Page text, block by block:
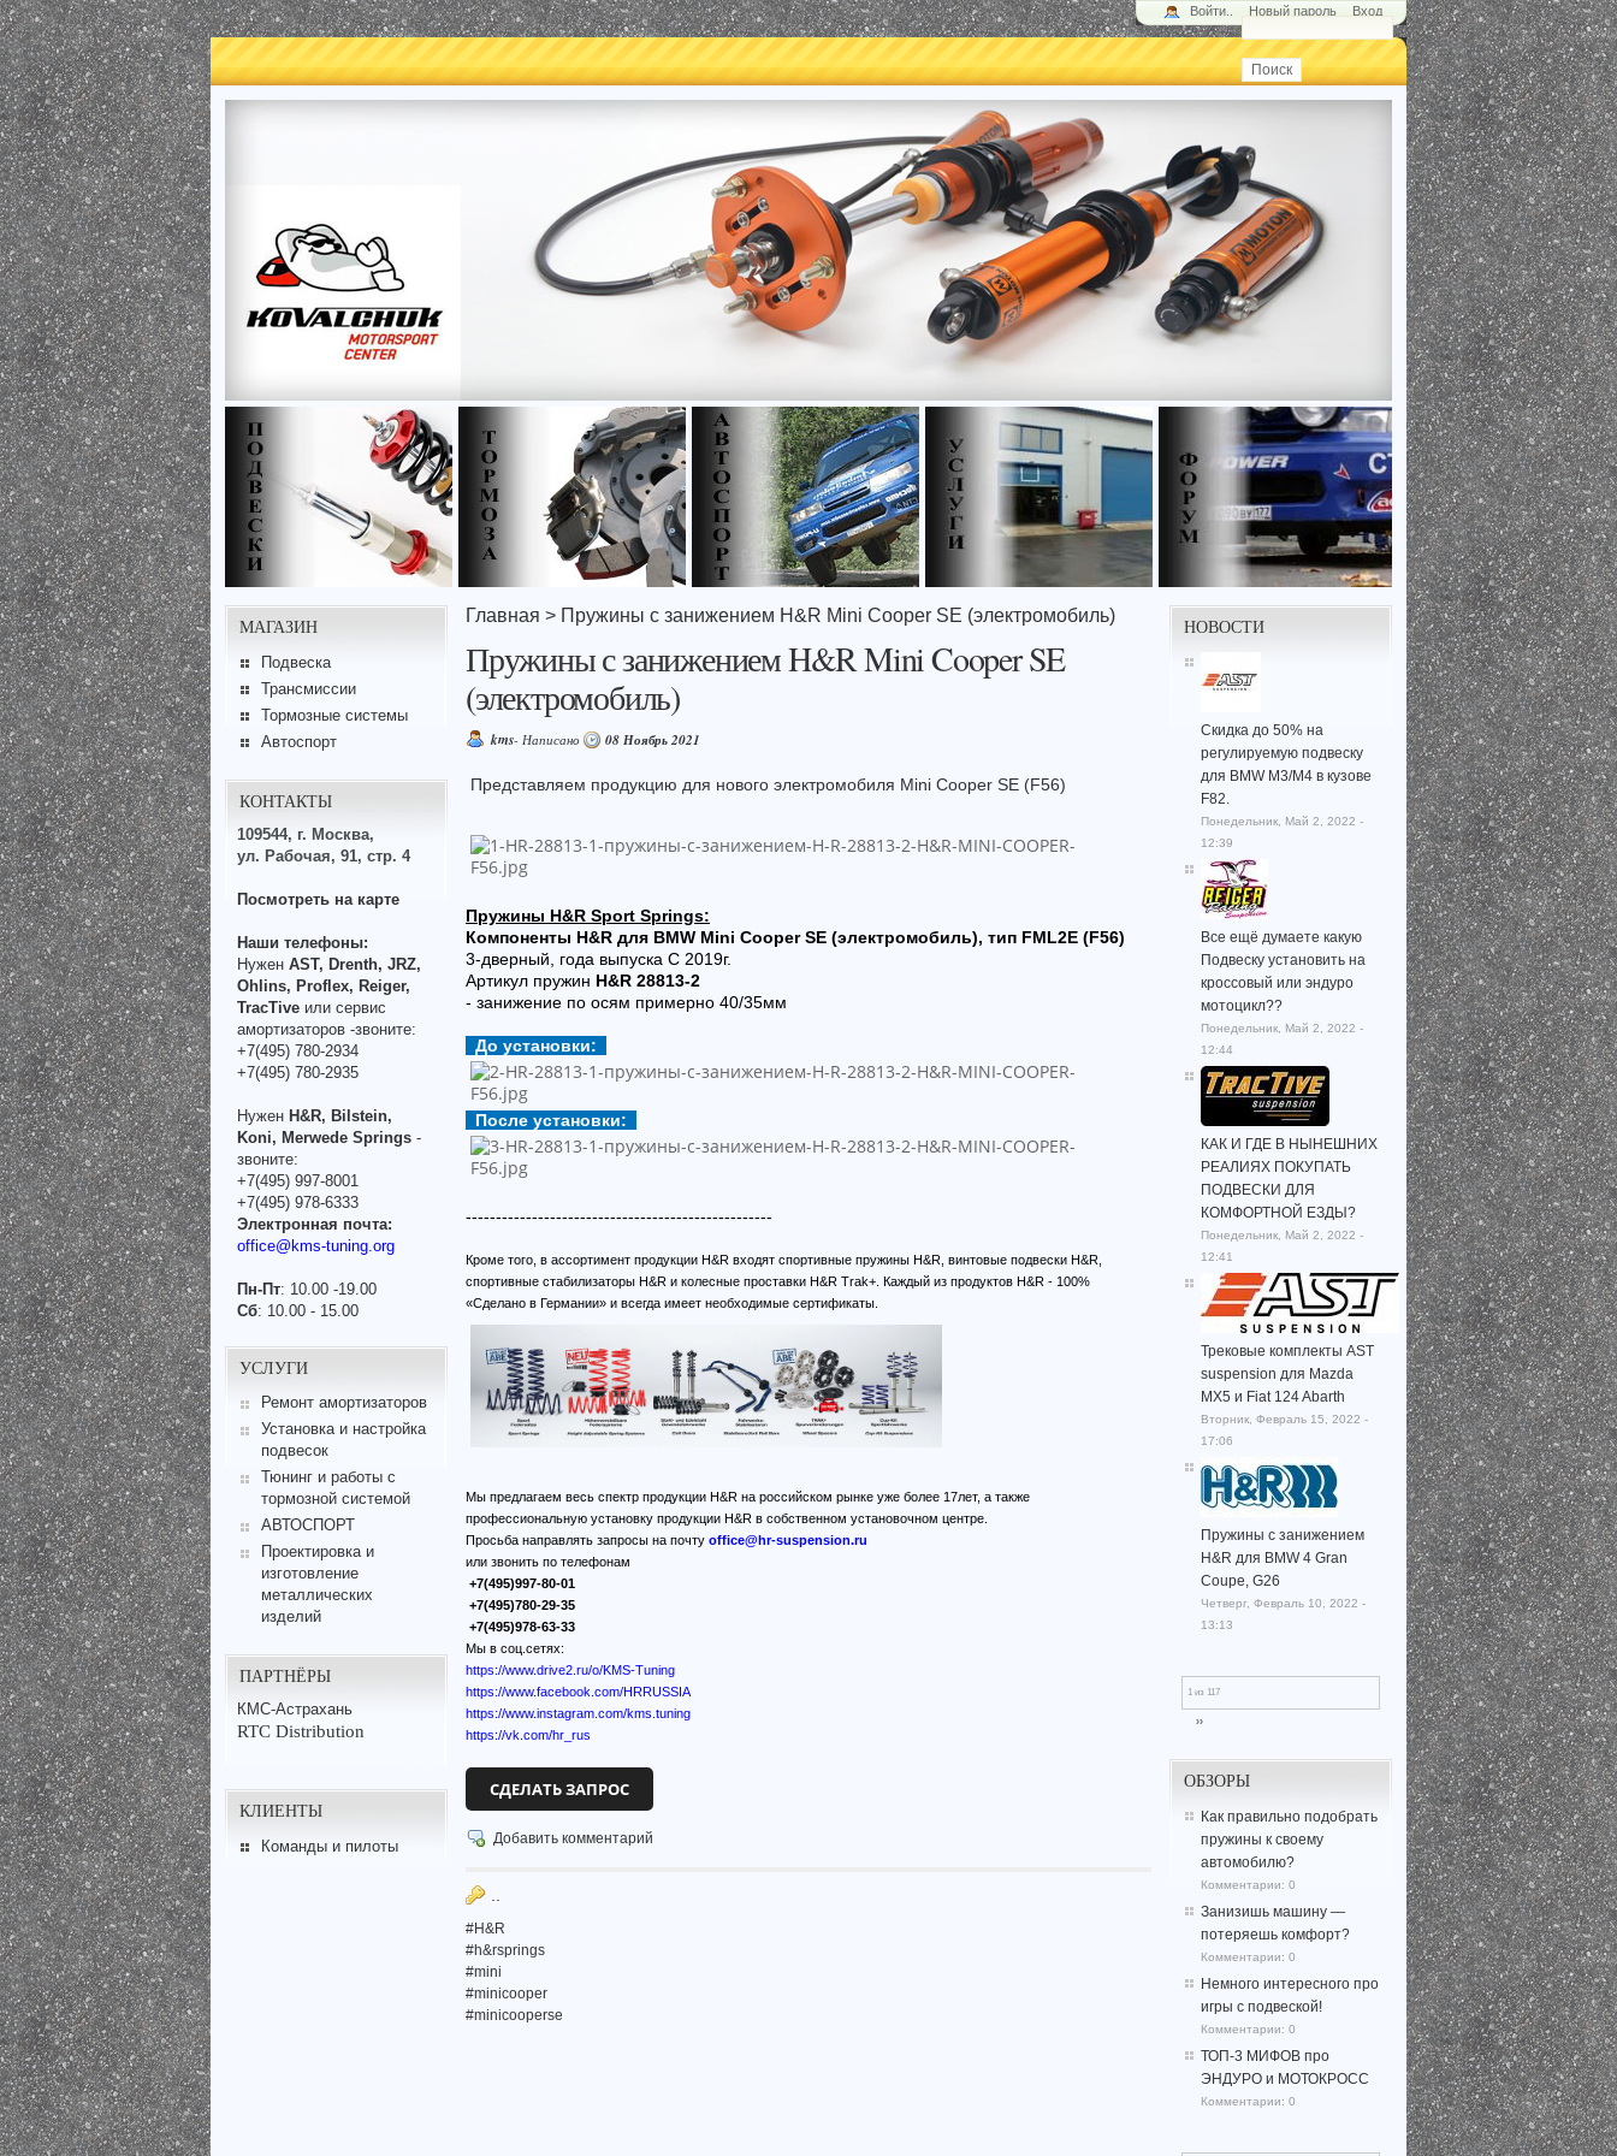
Войти.. Новый пароль Вход
МАГАЗИН
Подвеска
Трансмиссии
Тормозные системы
Автоспорт
КОНТАКТЫ
109544, г. Москва,
ул. Рабочая, 91, стр. 4
Посмотреть на карте
Наши телефоны:
Нужен AST, Drenth, JRZ,
Ohlins, Proflex, Reiger,
TracTive или сервис
амортизаторов -звоните:
+7(495) 780-2934
+7(495) 780-2935
Нужен H&R, Bilstein,
Koni, Merwede Springs -
звоните:
+7(495) 997-8001
+7(495) 978-6333
Электронная почта:
office@kms-tuning.org
Пн-Пт: 10.00 -19.00
Сб: 10.00 - 15.00
УСЛУГИ
Ремонт амортизаторов
Установка и настройка
подвесок
Тюнинг и работы с
тормозной системой
АВТОСПОРТ
Проектировка и
изготовление
металлических
изделий
ПАРТНЁРЫ
КМС-Астрахань
RTC Distribution
КЛИЕНТЫ
Команды и пилоты
Главная > Пружины с занижением H&R Mini Cooper SE (электромобиль)
Пружины с занижением H&R Mini Cooper SE
(электромобиль)
kms- Написано 08 Ноябрь 2021
Представляем продукцию для нового электромобиля Mini Cooper SE (F56)
Пружины H&R Sport Springs:
Компоненты H&R для BMW Mini Cooper SE (электромобиль), тип FML2E (F56)
3-дверный, года выпуска C 2019г.
Артикул пружин H&R 28813-2
- занижение по осям примерно 40/35мм
До установки:
После установки:
---------------------------------------------------
Кроме того, в ассортимент продукции H&R входят спортивные пружины H&R, винтовые подвески H&R,
спортивные стабилизаторы H&R и колесные проставки H&R Trak+. Каждый из продуктов H&R - 100%
«Сделано в Германии» и всегда имеет необходимые сертификаты.
Мы предлагаем весь спектр продукции H&R на российском рынке уже более 17лет, а также
профессиональную установку продукции H&R в собственном установочном центре.
Просьба направлять запросы на почту office@hr-suspension.ru
или звонить по телефонам
+7(495)997-80-01
+7(495)780-29-35
+7(495)978-63-33
Мы в соц.сетях:
https://www.drive2.ru/o/KMS-Tuning
https://www.facebook.com/HRRUSSIA
https://www.instagram.com/kms.tuning
https://vk.com/hr_rus
СДЕЛАТЬ ЗАПРОС
Добавить комментарий
#H&R
#h&rsprings
#mini
#minicooper
#minicooperse
НОВОСТИ
Скидка до 50% на
регулируемую подвеску
для BMW M3/M4 в кузове
F82.
Понедельник, Май 2, 2022 -
12:39
Все ещё думаете какую
Подвеску установить на
кроссовый или эндуро
мотоцикл??
Понедельник, Май 2, 2022 -
12:44
КАК И ГДЕ В НЫНЕШНИХ
РЕАЛИЯХ ПОКУПАТЬ
ПОДВЕСКИ ДЛЯ
КОМФОРТНОЙ ЕЗДЫ?
Понедельник, Май 2, 2022 -
12:41
Трековые комплекты AST
suspension для Mazda
MX5 и Fiat 124 Abarth
Вторник, Февраль 15, 2022 -
17:06
Пружины с занижением
H&R для BMW 4 Gran
Coupe, G26
Четверг, Февраль 10, 2022 -
13:13
1 из 117
››
ОБЗОРЫ
Как правильно подобрать
пружины к своему
автомобилю?
Комментарии: 0
Занизишь машину —
потеряешь комфорт?
Комментарии: 0
Немного интересного про
игры с подвеской!
Комментарии: 0
ТОП-3 МИФОВ про
ЭНДУРО и МОТОКРОСС
Комментарии: 0